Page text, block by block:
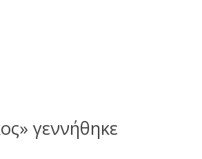
γεννήθηκε